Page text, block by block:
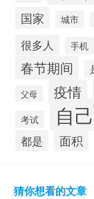
国家 城市
很多人 手机
春节期间
父母 疫情
考试 自
都是 面积
猜你想看的文章